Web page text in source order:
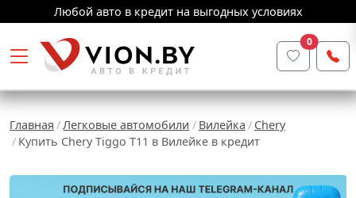
Любой авто в кредит на выгодных условиях
0
Главная Легковые автомобили Вилейка
Chery
Купить Chery Tiggo T11 в Вилейке в кредит